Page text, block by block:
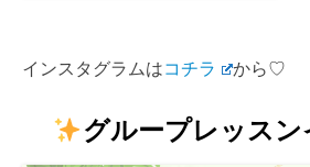
インスタグラムはコチラ から♡
グループレッスン